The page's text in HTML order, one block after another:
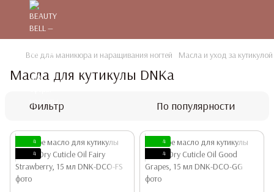
Все для маникюра и наращивания ногтей Масла и уход за кутикулой
Масла для кутикулы DNKa
Фильтр По популярности
4
4
4
4